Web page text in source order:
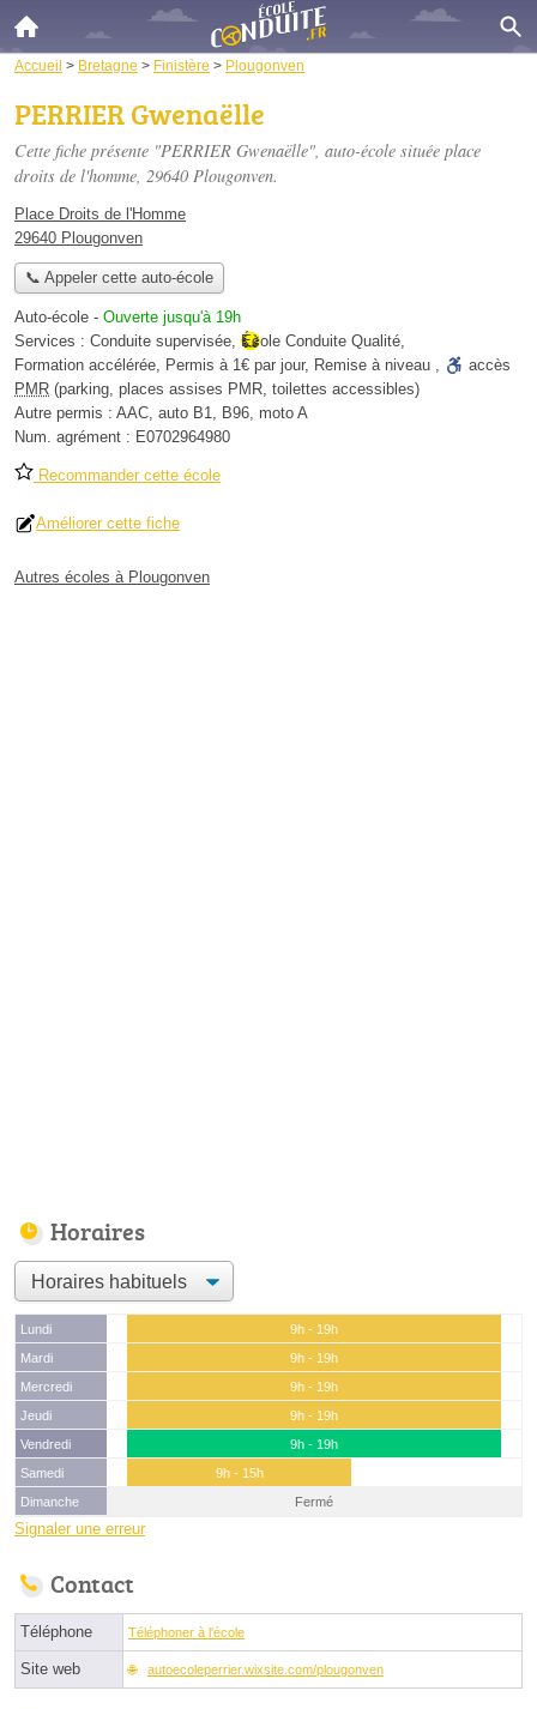
Accueil > Bretagne > Finistère > Plougonven
PERRIER Gwenaëlle
Cette fiche présente "PERRIER Gwenaëlle", auto-école située place
droits de l'homme, 29640 Plougonven.
Place Droits de l'Homme
29640 Plougonven
📞 Appeler cette auto-école
Auto-école - Ouverte jusqu'à 19h
Services : Conduite supervisée, École Conduite Qualité,
Formation accélérée, Permis à 1€ par jour, Remise à niveau ,
accès
PMR (parking, places assises PMR, toilettes accessibles)
Autre permis : AAC, auto B1, B96, moto A
Num. agrément : E0702964980
Recommander cette école
Améliorer cette fiche
Autres écoles à Plougonven
Horaires
Lundi
9h - 19h
Mardi
9h - 19h
Mercredi
9h - 19h
Jeudi
9h - 19h
Vendredi
9h - 19h
Samedi
9h - 15h
Dimanche
Fermé
Signaler une erreur
Contact
Téléphone Téléphoner à l'école
Site web autoecoleperrier.wixsite.com/plougonven